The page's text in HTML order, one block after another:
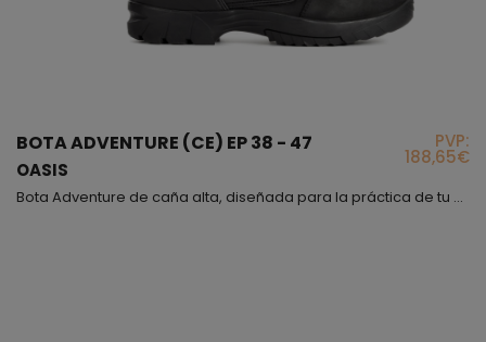
BOTA ADVENTURE (CE) EP 38 - 47
OASIS
PVP:
188,65€
Bota Adventure de caña alta, diseñada para la práctica de tu deporte favorito, encontraras lo que estas buscando, un producto idóneo que cumple todos los requisitos y prestaciones que necesitarás para sentirte cómodo y seguro; este modelo queda a media altura de la pantorrilla aproximadamente, hemos conseguido que sea muy flexible mediante los fuelles de microfibra que encontrarás en la parte trasera y delantera que facilitarán la movilidad de tu pie; el modelo Oasis...